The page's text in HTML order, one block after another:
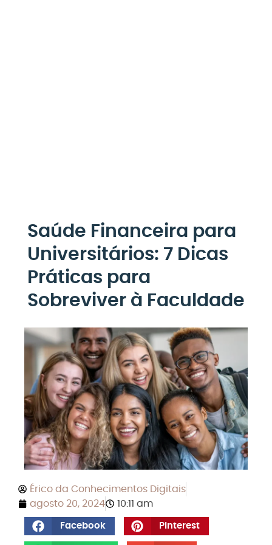
Saúde Financeira para
Universitários: 7 Dicas
Práticas para
Sobreviver à Faculdade
Érico da Conhecimentos Digitais
agosto 20, 2024
10:11 am
Facebook Pinterest